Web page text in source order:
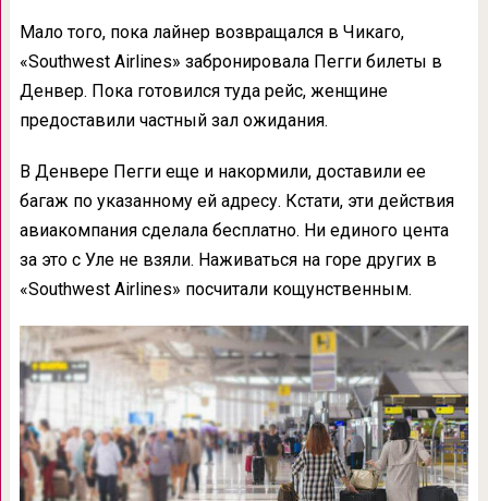
Мало того, пока лайнер возвращался в Чикаго,
«Southwest Airlines» забронировала Пегги билеты в
Денвер. Пока готовился туда рейс, женщине
предоставили частный зал ожидания.
В Денвере Пегги еще и накормили, доставили ее
багаж по указанному ей адресу. Кстати, эти действия
авиакомпания сделала бесплатно. Ни единого цента
за это с Уле не взяли. Наживаться на горе других в
«Southwest Airlines» посчитали кощунственным.